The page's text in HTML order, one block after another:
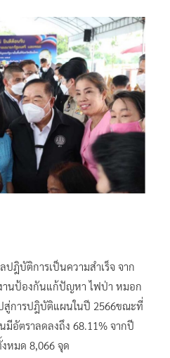
ฎิบัติการเป็นความสำเร็จ จาก
านป้องกันแก้ปัญหา ไฟป่า หมอก
สู่การปฎิบัติแผนในปี 2566ขณะที่
อัตราลดลงถึง 68.11% จากปี
หมด 8,066 จุด